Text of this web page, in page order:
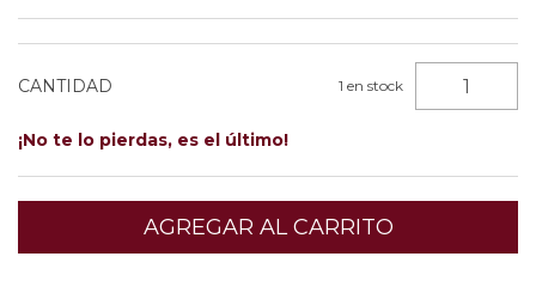
CANTIDAD 1 en stock
¡No te lo pierdas, es el último!